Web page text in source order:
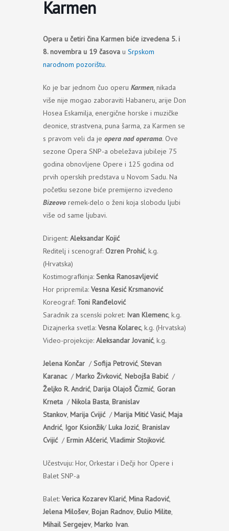
Karmen
Opera u četiri čina Karmen biće izvedena 5. i
8. novembra u 19 časova u Srpskom
narodnom pozorištu.
Ko je bar jednom čuo operu Karmen , nikada
više nije mogao zaboraviti Habaneru, arije Don
Hosea Eskamilja, energične horske i muzičke
deonice, strastvena, puna šarma, za Karmen se
s pravom veli da je opera nad operama. Ove
sezone Opera SNP-a obeležava jubileje 75
godina obnovljene Opere i 125 godina od
prvih operskih predstava u Novom Sadu. Na
početku sezone biće premijerno izvedeno
Bizeovo remek-delo o ženi koja slobodu ljubi
više od same ljubavi.
Dirigent: Aleksandar Kojić
Reditelj i scenograf: Ozren Prohić , k.g.
(Hrvatska)
Kostimografkinja: Senka Ranosavljević
Hor pripremila: Vesna Kesić Krsmanović
Koreograf: Toni Ranđelović
Saradnik za scenski pokret: Ivan Klemenc, k.g.
Dizajnerka svetla: Vesna Kolarec, k.g. (Hrvatska)
Video-projekcije: Aleksandar Jovanić , k.g.
Jelena Končar / Sofija Petrović Stevan
Karanac/Marko Živković Nebojša Babić /
Željko R. Andrić Darija Olajoš Čizmić Goran
Krneta /Nikola Basta Branislav
Stankov Marija Cvijić /Marija Mitić Vasić Maja
Andrić Igor Ksionžik/Luka Jozić Branislav
Cvijić /Ermin Ašćerić Vladimir Stojković.
Učestvuju: Hor, Orkestar i Dečji hor Opere i
Balet SNP-a
Balet: Verica Kozarev Klarić Mina Radović
Jelena Milošev Bojan Radnov Đulio Milite
Mihail Sergejev Marko Ivan.